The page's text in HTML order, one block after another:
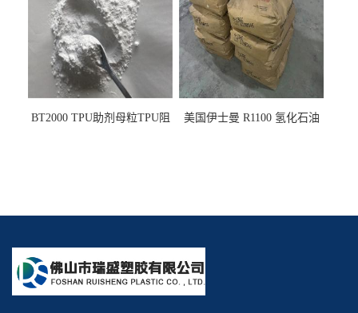
BT2000 TPU助剂母粒TPU阻
美国伊士曼 R1100 氢化石油